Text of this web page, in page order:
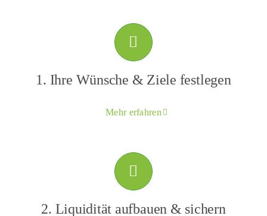
1. Ihre Wünsche & Ziele festlegen
Mehr erfahren
2. Liquidität aufbauen & sichern